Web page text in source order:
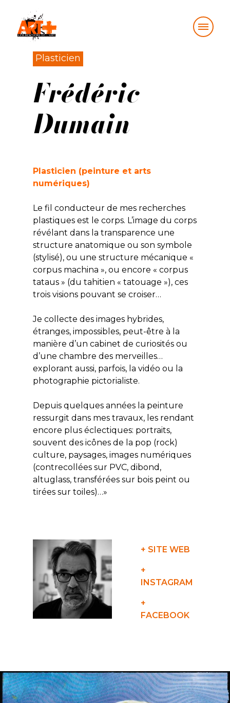
Plasticien
Frédéric
Dumain
Plasticien (peinture et arts
numériques)
Le fil conducteur de mes recherches
plastiques est le corps. L’image du corps
révélant dans la transparence une
structure anatomique ou son symbole
(stylisé), ou une structure mécanique «
corpus machina », ou encore « corpus
tataus » (du tahitien « tatouage »), ces
trois visions pouvant se croiser…
Je collecte des images hybrides,
étranges, impossibles, peut-être à la
manière d’un cabinet de curiosités ou
d’une chambre des merveilles…
explorant aussi, parfois, la vidéo ou la
photographie pictorialiste.
Depuis quelques années la peinture
ressurgit dans mes travaux, les rendant
encore plus éclectiques: portraits,
souvent des icônes de la pop (rock)
culture, paysages, images numériques
(contrecollées sur PVC, dibond,
altuglass, transférées sur bois peint ou
tirées sur toiles)…»
+ SITE WEB
+
INSTAGRAM
+
FACEBOOK